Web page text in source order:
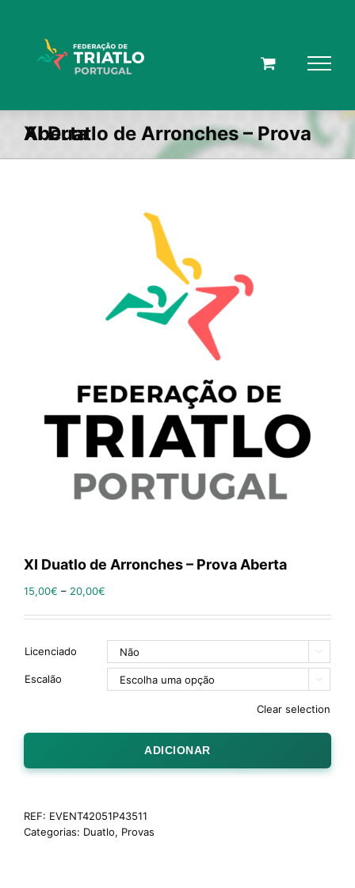
XI Duatlo de Arronches – Prova Aberta
XI Duatlo de Arronches – Prova Aberta
15,00€ – 20,00€
Licenciado 
Escalão 
Clear selection
ADICIONAR
REF: EVENT42051P43511
Categorias: Duatlo, Provas